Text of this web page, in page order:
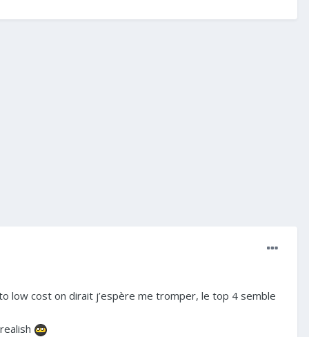
low cost on dirait j’espère me tromper, le top 4 semble